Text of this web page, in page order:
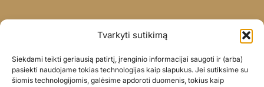
Tvarkyti sutikimą
Siekdami teikti geriausią patirtį, įrenginio informacijai saugoti ir (arba)
pasiekti naudojame tokias technologijas kaip slapukus. Jei sutiksime su
šiomis technologijomis, galėsime apdoroti duomenis, tokius kaip
Didmena
Darbų portfolio